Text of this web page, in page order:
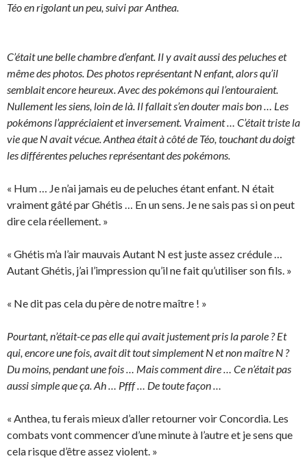
Téo en rigolant un peu, suivi par Anthea.
C’était une belle chambre d’enfant. Il y avait aussi des peluches et
même des photos. Des photos représentant N enfant, alors qu’il
semblait encore heureux. Avec des pokémons qui l’entouraient.
Nullement les siens, loin de là. Il fallait s’en douter mais bon … Les
pokémons l’appréciaient et inversement. Vraiment … C’était triste la
vie que N avait vécue. Anthea était à côté de Téo, touchant du doigt
les différentes peluches représentant des pokémons.
« Hum … Je n’ai jamais eu de peluches étant enfant. N était
vraiment gâté par Ghétis … En un sens. Je ne sais pas si on peut
dire cela réellement. »
« Ghétis m’a l’air mauvais Autant N est juste assez crédule …
Autant Ghétis, j’ai l’impression qu’il ne fait qu’utiliser son fils. »
« Ne dit pas cela du père de notre maître ! »
Pourtant, n’était-ce pas elle qui avait justement pris la parole ? Et
qui, encore une fois, avait dit tout simplement N et non maître N ?
Du moins, pendant une fois … Mais comment dire … Ce n’était pas
aussi simple que ça. Ah … Pfff … De toute façon …
« Anthea, tu ferais mieux d’aller retourner voir Concordia. Les
combats vont commencer d’une minute à l’autre et je sens que
cela risque d’être assez violent. »